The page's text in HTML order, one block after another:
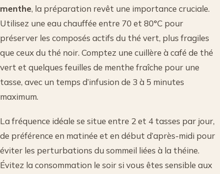
menthe, la préparation revêt une importance cruciale.
Utilisez une eau chauffée entre 70 et 80°C pour
préserver les composés actifs du thé vert, plus fragiles
que ceux du thé noir. Comptez une cuillère à café de thé
vert et quelques feuilles de menthe fraîche pour une
tasse, avec un temps d’infusion de 3 à 5 minutes
maximum.
La fréquence idéale se situe entre 2 et 4 tasses par jour,
de préférence en matinée et en début d’après-midi pour
éviter les perturbations du sommeil liées à la théine.
Évitez la consommation le soir si vous êtes sensible aux